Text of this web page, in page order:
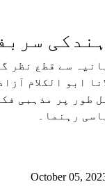
سے قطع نظر
ابو الکلام
طور پر مذہبی
رہنما۔
October 05,